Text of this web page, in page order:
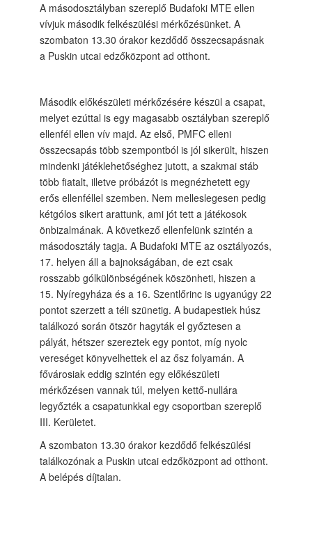
A másodosztályban szereplő Budafoki MTE ellen
vívjuk második felkészülési mérkőzésünket. A
szombaton 13.30 órakor kezdődő összecsapásnak
a Puskin utcai edzőközpont ad otthont.
Második előkészületi mérkőzésére készül a csapat,
melyet ezúttal is egy magasabb osztályban szereplő
ellenfél ellen vív majd. Az első, PMFC elleni
összecsapás több szempontból is jól sikerült, hiszen
mindenki játéklehetőséghez jutott, a szakmai stáb
több fiatalt, illetve próbázót is megnézhetett egy
erős ellenféllel szemben. Nem melleslegesen pedig
kétgólos sikert arattunk, ami jót tett a játékosok
önbizalmának. A következő ellenfelünk szintén a
másodosztály tagja. A Budafoki MTE az osztályozós,
17. helyen áll a bajnokságában, de ezt csak
rosszabb gólkülönbségének köszönheti, hiszen a
15. Nyíregyháza és a 16. Szentlőrinc is ugyanúgy 22
pontot szerzett a téli szünetig. A budapestiek húsz
találkozó során ötször hagyták el győztesen a
pályát, hétszer szereztek egy pontot, míg nyolc
vereséget könyvelhettek el az ősz folyamán. A
fővárosiak eddig szintén egy előkészületi
mérkőzésen vannak túl, melyen kettő-nullára
legyőzték a csapatunkkal egy csoportban szereplő
III. Kerületet.
A szombaton 13.30 órakor kezdődő felkészülési
találkozónak a Puskin utcai edzőközpont ad otthont.
A belépés díjtalan.